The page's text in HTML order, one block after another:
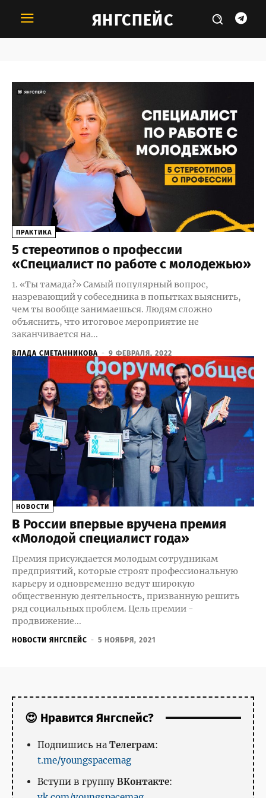
ЯНГСПЕЙС
молодые специалисты
ПРАКТИКА
5 стереотипов о профессии
«Специалист по работе с молодежью»
1. «Ты тамада?» Самый популярный вопрос,
назревающий у собеседника в попытках выяснить,
чем ты вообще занимаешься. Людям сложно
объяснить, что итоговое мероприятие не
заканчивается на...
ВЛАДА СМЕТАННИКОВА - 9 ФЕВРАЛЯ, 2022
НОВОСТИ
В России впервые вручена премия
«Молодой специалист года»
Премия присуждается молодым сотрудникам
предприятий, которые строят профессиональную
карьеру и одновременно ведут широкую
общественную деятельность, призванную решить
ряд социальных проблем. Цель премии -
продвижение...
НОВОСТИ ЯНГСПЕЙС - 5 НОЯБРЯ, 2021
😍 Нравится Янгспейс?
Подпишись на Телеграм:
t.me/youngspacemag
Вступи в группу ВКонтакте: